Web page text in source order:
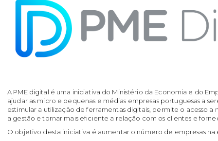
A PME digital é uma iniciativa do Ministério da Economia e do
ajudar as micro e pequenas e médias empresas portuguesas a
estimular a utilização de ferramentas digitais, permite o acesso a
a gestão e tornar mais eficiente a relação com os clientes e
O objetivo desta iniciativa é aumentar o número de empresas